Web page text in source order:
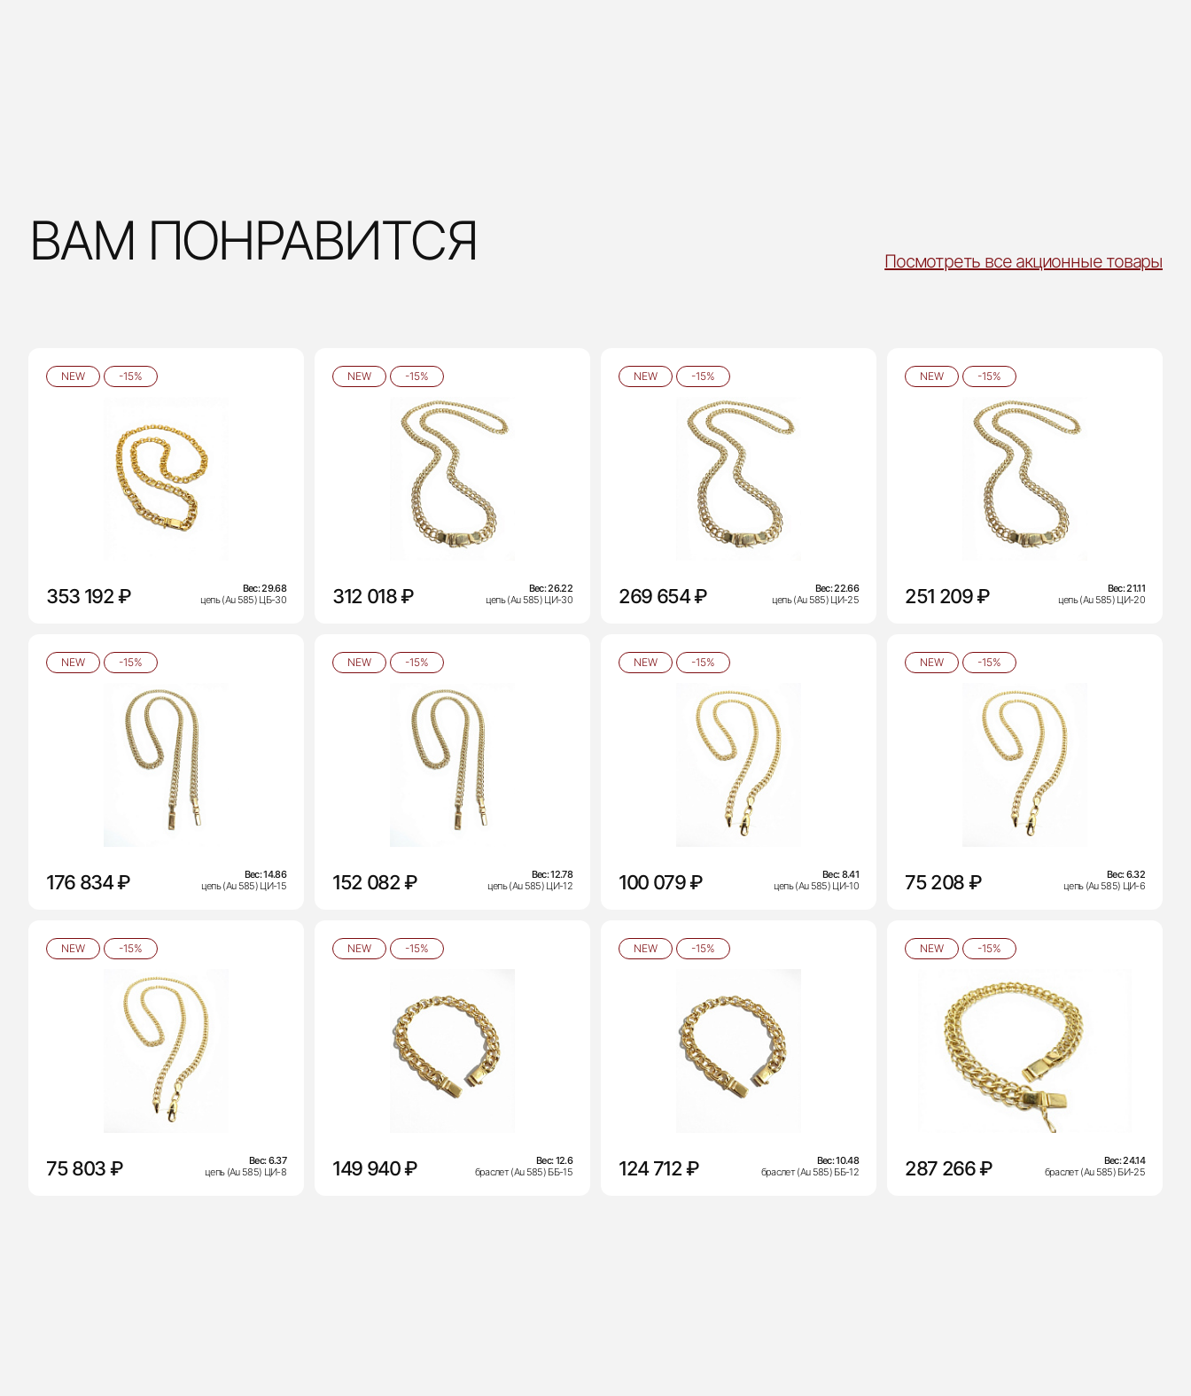
ВАМ ПОНРАВИТСЯ Посмотреть все акционные товары
NEW -15%
353 192 ₽ Вес:29.68
цепь (Au 585) ЦБ-30
NEW -15%
312 018 ₽ Вес:26.22
цепь (Au 585) ЦИ-30
NEW -15%
269 654 ₽ Вес:22.66
цепь (Au 585) ЦИ-25
NEW -15%
251 209 ₽ Вес:21.11
цепь (Au 585) ЦИ-20
NEW -15%
176 834 ₽ Вес:14.86
цепь (Au 585) ЦИ-15
NEW -15%
152 082 ₽ Вес:12.78
цепь (Au 585) ЦИ-12
NEW -15%
100 079 ₽ Вес:8.41
цепь (Au 585) ЦИ-10
NEW -15%
75 208 ₽ Вес:6.32
цепь (Au 585) ЦИ-6
NEW -15%
75 803 ₽ Вес:6.37
цепь (Au 585) ЦИ-8
NEW -15%
149 940 ₽ Вес:12.6
браслет (Au 585) ББ-15
NEW -15%
124 712 ₽ Вес:10.48
браслет (Au 585) ББ-12
NEW -15%
287 266 ₽ Вес:24.14
браслет (Au 585) БИ-25